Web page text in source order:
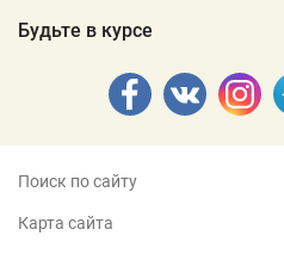
Будьте в курсе
Поиск по сайту
Карта сайта